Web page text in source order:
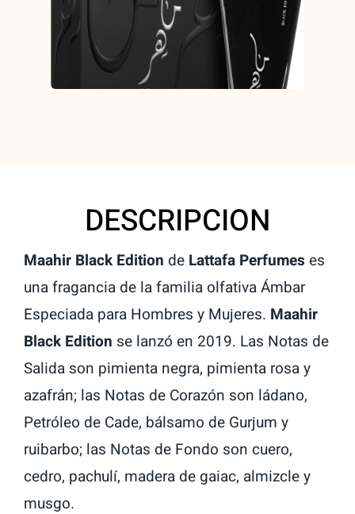
DESCRIPCION
Maahir Black Edition de Lattafa Perfumes es
una fragancia de la familia olfativa Ámbar
Especiada para Hombres y Mujeres. Maahir
Black Edition se lanzó en 2019. Las Notas de
Salida son pimienta negra, pimienta rosa y
azafrán; las Notas de Corazón son ládano,
Petróleo de Cade, bálsamo de Gurjum y
ruibarbo; las Notas de Fondo son cuero,
cedro, pachulí, madera de gaiac, almizcle y
musgo.